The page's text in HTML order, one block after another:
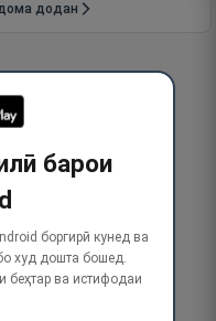
додан
барои
боргирӣ кунед ва
худ дошта бошед.
беҳтар ва истифодаи